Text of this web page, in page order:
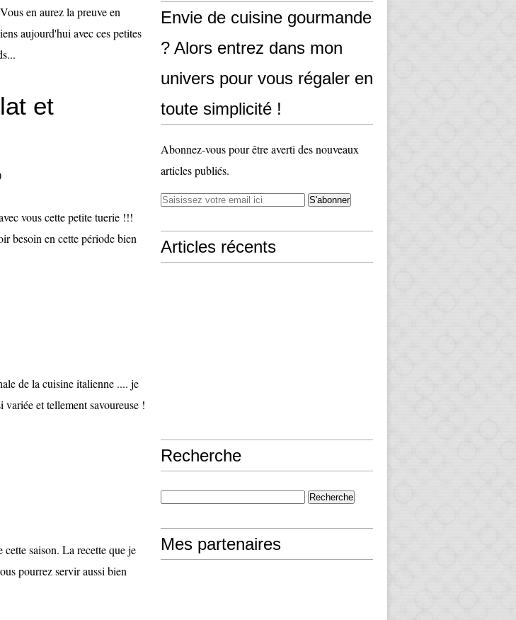
en aurez la preuve en
aujourd'hui avec ces petites
et
vous cette petite tuerie !!!
besoin en cette période bien
de la cuisine italienne .... je
et tellement savoureuse !
saison. La recette que je
pourrez servir aussi bien
Envie de cuisine gourmande
? Alors entrez dans mon
univers pour vous régaler en
toute simplicité !
Abonnez-vous pour être averti des nouveaux
articles publiés.
Articles récents
Recherche
Mes partenaires